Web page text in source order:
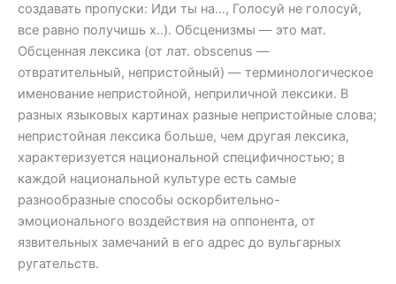
создавать пропуски: Иди ты на…, Голосуй не голосуй,
все равно получишь х..). Обсценизмы — это мат.
Обсценная лексика (от лат. obscenus —
отвратительный, непристойный) — терминологическое
именование непристойной, неприличной лексики. В
разных языковых картинах разные непристойные слова;
непристойная лексика больше, чем другая лексика,
характеризуется национальной специфичностью; в
каждой национальной культуре есть самые
разнообразные способы оскорбительно-
эмоционального воздействия на оппонента, от
язвительных замечаний в его адрес до вульгарных
ругательств.